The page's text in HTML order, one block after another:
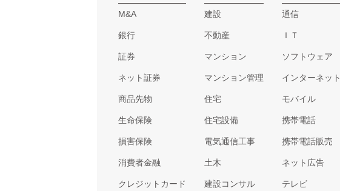
M&A
銀行
証券
ネット証券
商品先物
生命保険
損害保険
消費者金融
クレジットカード
建設
不動産
マンション
マンション管理
住宅
住宅設備
電気通信工事
土木
建設コンサル
通信
ＩＴ
ソフトウェア
インターネット
モバイル
携帯電話
携帯電話販売
ネット広告
テレビ